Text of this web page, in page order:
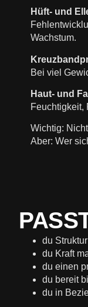
Hüft- und
Wachstum.
Bei viel
Haut- und
Feuchtigkeit,
Wichtig:
Aber: Wer
du
du Kraft
du einen
du bereit
du in